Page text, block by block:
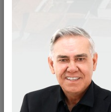
Digite sua busca